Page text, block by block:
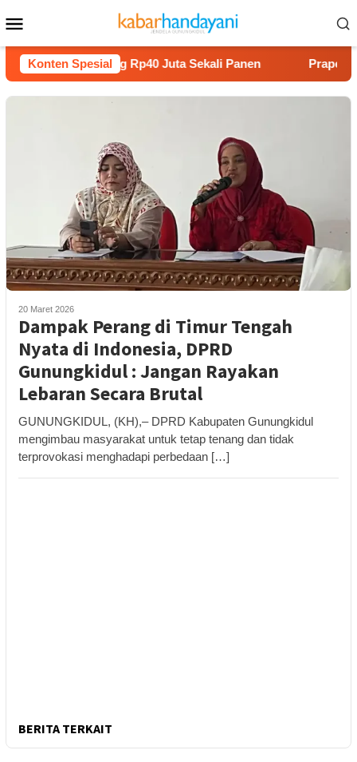
ke
kontenMobile
Konten Spesial
Melon Untung Rp40 Juta Sekali Panen Praperadilan
20 Maret 2026
Dampak Perang di Timur Tengah
Nyata di Indonesia, DPRD
Gunungkidul : Jangan Rayakan
Lebaran Secara Brutal
GUNUNGKIDUL, (KH),– DPRD Kabupaten Gunungkidul
mengimbau masyarakat untuk tetap tenang dan tidak
terprovokasi menghadapi perbedaan […]
BERITA TERKAIT